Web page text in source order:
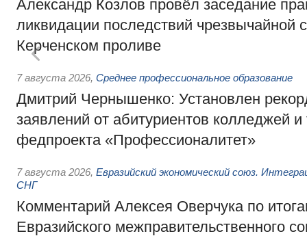
Александр Козлов провёл заседание
ликвидации последствий чрезвычайной
Керченском проливе
7 августа 2026, Среднее профессиональное образование
Дмитрий Чернышенко: Установлен
заявлений от абитуриентов колледжей и
федпроекта «Профессионалитет»
7 августа 2026, Евразийский экономический союз.
СНГ
Комментарий Алексея Оверчука по
Евразийского межправительственного